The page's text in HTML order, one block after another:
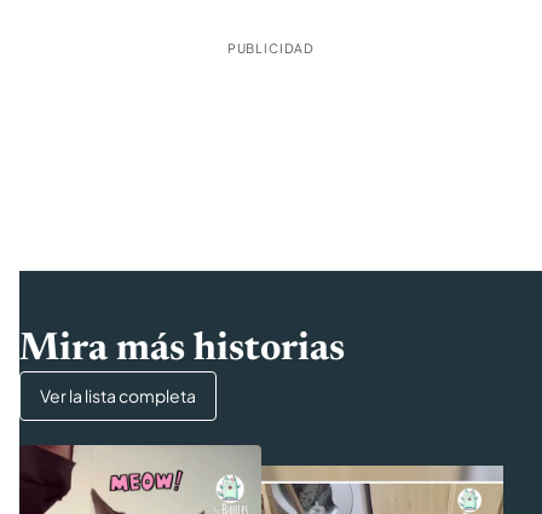
PUBLICIDAD
Mira más historias
Ver la lista completa